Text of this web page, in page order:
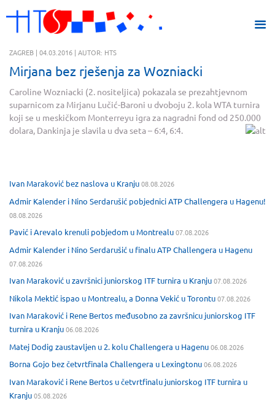
ZAGREB | 04.03.2016 | AUTOR: HTS
Mirjana bez rješenja za Wozniacki
Caroline Wozniacki (2. nositeljica) pokazala se prezahtjevnom
suparnicom za Mirjanu Lučić-Baroni u dvoboju 2. kola WTA turnira
koji se u meskičkom Monterreyu igra za nagradni fond od 250.000
dolara, Dankinja je slavila u dva seta – 6:4, 6:4.
Ivan Maraković bez naslova u Kranju08.08.2026
Admir Kalender i Nino Serdarušić pobjednici ATP Challengera u Hagenu!
08.08.2026
Pavić i Arevalo krenuli pobjedom u Montrealu07.08.2026
Admir Kalender i Nino Serdarušić u finalu ATP Challengera u Hagenu
07.08.2026
Ivan Maraković u završnici juniorskog ITF turnira u Kranju07.08.2026
Nikola Mektić ispao u Montrealu, a Donna Vekić u Torontu07.08.2026
Ivan Maraković i Rene Bertos međusobno za završnicu juniorskog ITF
turnira u Kranju06.08.2026
Matej Dodig zaustavljen u 2. kolu Challengera u Hagenu06.08.2026
Borna Gojo bez četvrtfinala Challengera u Lexingtonu06.08.2026
Ivan Maraković i Rene Bertos u četvrtfinalu juniorskog ITF turnira u
Kranju05.08.2026